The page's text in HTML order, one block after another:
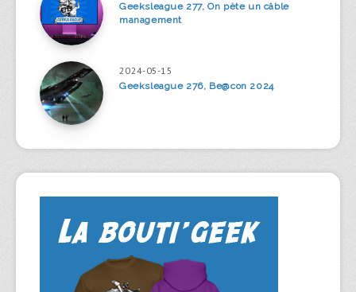
Geeksleague 277, On pète un câble
management
2024-05-15
Geeksleague 276, Be@con 2024